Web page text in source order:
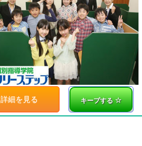
キープする
詳細を見る